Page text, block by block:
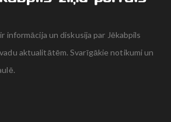
informācija un diskusija par Jēkabpils
aktualitātēm. Svarīgākie notikumi un